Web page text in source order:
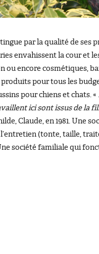
par la qualité de ses
envahissent la cour et
encore cosmétiques,
pour tous les
pour chiens et chats. «
ici sont issus de la
Claude, en 1981. Une
(tonte, taille,
société familiale qui